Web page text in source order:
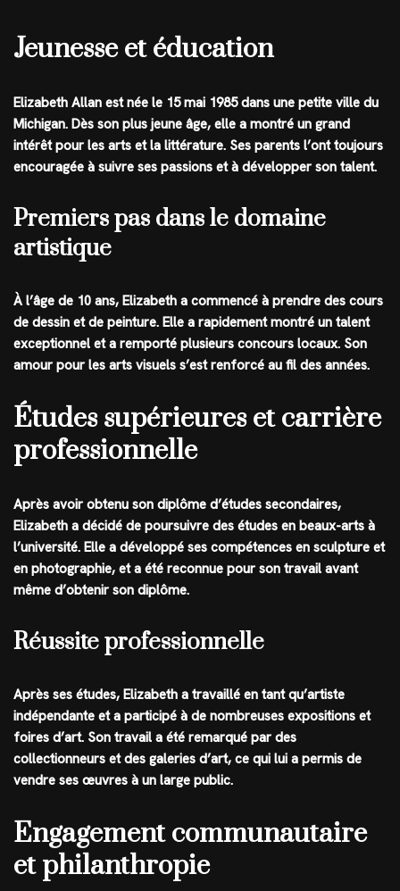
Jeunesse et éducation
Elizabeth Allan est née le 15 mai 1985 dans une petite ville du
Michigan. Dès son plus jeune âge, elle a montré un grand
intérêt pour les arts et la littérature. Ses parents l’ont toujours
encouragée à suivre ses passions et à développer son talent.
Premiers pas dans le domaine
artistique
À l’âge de 10 ans, Elizabeth a commencé à prendre des cours
de dessin et de peinture. Elle a rapidement montré un talent
exceptionnel et a remporté plusieurs concours locaux. Son
amour pour les arts visuels s’est renforcé au fil des années.
Études supérieures et carrière
professionnelle
Après avoir obtenu son diplôme d’études secondaires,
Elizabeth a décidé de poursuivre des études en beaux-arts à
l’université. Elle a développé ses compétences en sculpture et
en photographie, et a été reconnue pour son travail avant
même d’obtenir son diplôme.
Réussite professionnelle
Après ses études, Elizabeth a travaillé en tant qu’artiste
indépendante et a participé à de nombreuses expositions et
foires d’art. Son travail a été remarqué par des
collectionneurs et des galeries d’art, ce qui lui a permis de
vendre ses œuvres à un large public.
Engagement communautaire
et philanthropie